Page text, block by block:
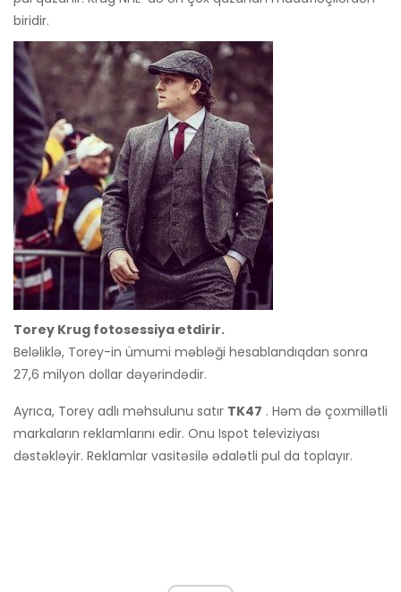
biridir.
Torey Krug fotosessiya etdirir.
Beləliklə, Torey-in ümumi məbləği hesablandıqdan sonra
27,6 milyon dollar dəyərindədir.
Ayrıca, Torey adlı məhsulunu satır TK47 . Həm də çoxmillətli
markaların reklamlarını edir. Onu Ispot televiziyası
dəstəkləyir. Reklamlar vasitəsilə ədalətli pul da toplayır.